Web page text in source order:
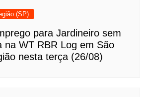
(SP)
para Jardineiro sem
na WT RBR Log em São
nesta terça (26/08)